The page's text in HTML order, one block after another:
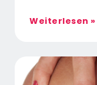
Weiterlesen »